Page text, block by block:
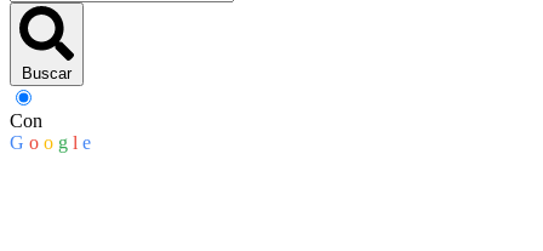
Buscar
Con
G o o g l e